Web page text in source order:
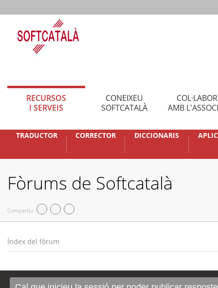
RECURSOS
I SERVEIS
CONEIXEU
SOFTCATALÀ
AMB
TRADUCTOR CORRECTOR DICCIONARIS
Fòrums de Softcatalà
Compartiu
Índex del fòrum